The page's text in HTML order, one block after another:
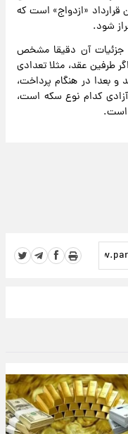
«ازدواج» است که
شود.
جزئیات آن دقیقا مشخص
طرفین عقد، مثلا تعدادی
و بعدا در هنگام پرداخت،
کدام نوع سکه است،
است.